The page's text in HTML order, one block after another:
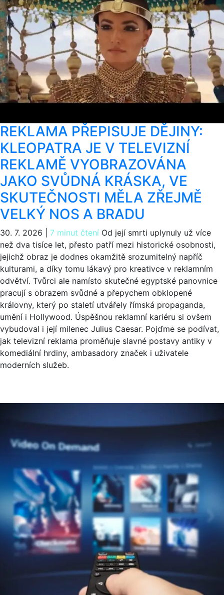
REKLAMA PŘEPISUJE DĚJINY:
KLEOPATRA JE V TELEVIZNÍ
REKLAMĚ VYOBRAZOVÁNA
JAKO SVŮDNÁ KRÁSKA, VE
SKUTEČNOSTI MĚLA ZŘEJMĚ
VELKÝ NOS A BRADU
30. 7. 2026 7 minut čtení Od její smrti uplynuly už více
než dva tisíce let, přesto patří mezi historické osobnosti,
jejichž obraz je dodnes okamžitě srozumitelný napříč
kulturami, a díky tomu lákavý pro kreativce v reklamním
odvětví. Tvůrci ale namísto skutečné egyptské panovnice
pracují s obrazem svůdné a přepychem obklopené
královny, který po staletí utvářely římská propaganda,
umění i Hollywood. Úspěšnou reklamní kariéru si ovšem
vybudoval i její milenec Julius Caesar. Pojďme se podívat,
jak televizní reklama proměňuje slavné postavy antiky v
komediální hrdiny, ambasadory značek i uživatele
moderních služeb.